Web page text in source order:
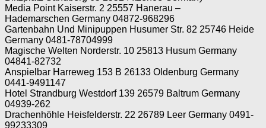
Media Point Kaiserstr. 2 25557 Hanerau –
Hademarschen Germany 04872-968296
Gartenbahn Und Minipuppen Husumer Str. 82 25746 Heide
Germany 0481-78704999
Magische Welten Norderstr. 10 25813 Husum Germany
04841-82732
Anspielbar Harreweg 153 B 26133 Oldenburg Germany
0441-9491147
Hotel Strandburg Westdorf 139 26579 Baltrum Germany
04939-262
Drachenhöhle Heisfelderstr. 22 26789 Leer Germany 0491-
99233309